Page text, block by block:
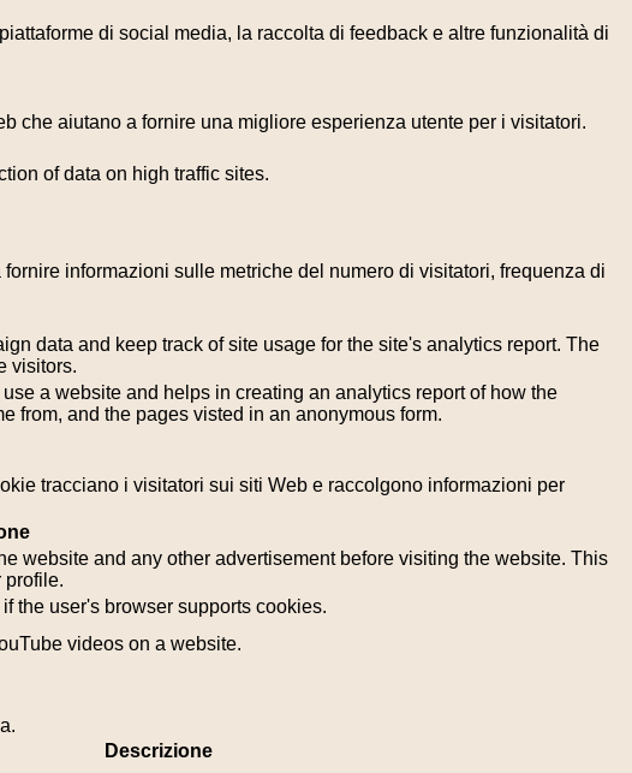
di social media, la raccolta di feedback e altre funzionalità di
che aiutano a fornire una migliore esperienza utente per i visitatori.
of data on high traffic sites.
informazioni sulle metriche del numero di visitatori, frequenza di
data and keep track of site usage for the site's analytics report. The
visitors.
a website and helps in creating an analytics report of how the
from, and the pages visted in an anonymous form.
tracciano i visitatori sui siti Web e raccolgono informazioni per
website and any other advertisement before visiting the website. This
profile.
the user's browser supports cookies.
videos on a website.
Descrizione